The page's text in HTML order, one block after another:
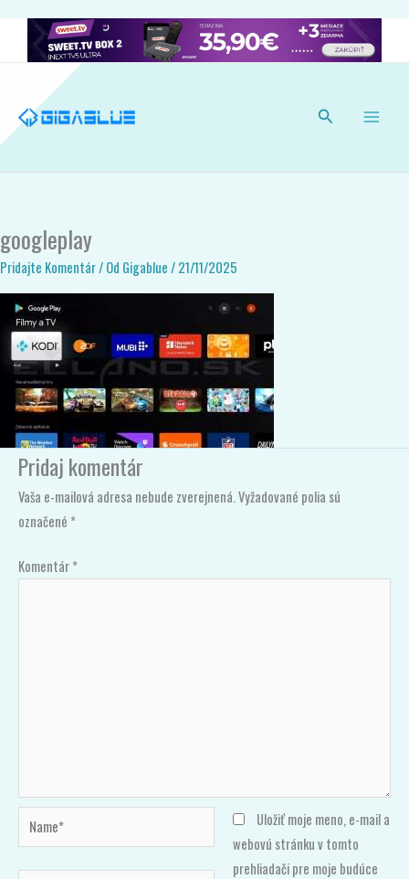
Preskočiť
Hľadať
googleplay
Pridajte Komentár/ Od Gigablue/21/11/2025
Pridaj komentár
Vaša e-mailová adresa nebude zverejnená.Vyžadované polia sú
označené *
Komentár*
Name*
Uložiť moje meno, e-mail a
webovú stránku v tomto
prehliadači pre moje budúce